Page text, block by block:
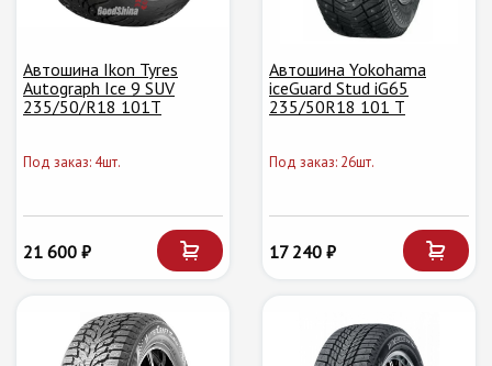
Автошина Ikon Tyres
Autograph Ice 9 SUV
235/50/R18 101T
Под заказ: 4шт.
21 600 ₽
Автошина Yokohama
iceGuard Stud iG65
235/50R18 101 T
Под заказ: 26шт.
17 240 ₽